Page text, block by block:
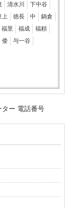
清水川
下中谷
上 徳長 中
鍋倉
福里 福成
福頼
倭 与一谷